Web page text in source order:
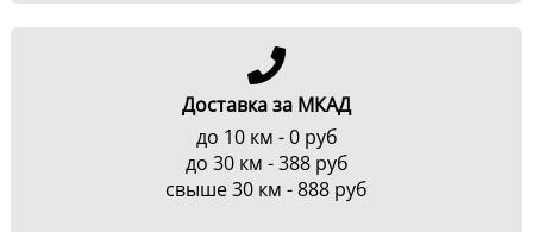
Доставка за МКАД
до 10 км - 0 руб
до 30 км - 388 руб
свыше 30 км - 888 руб